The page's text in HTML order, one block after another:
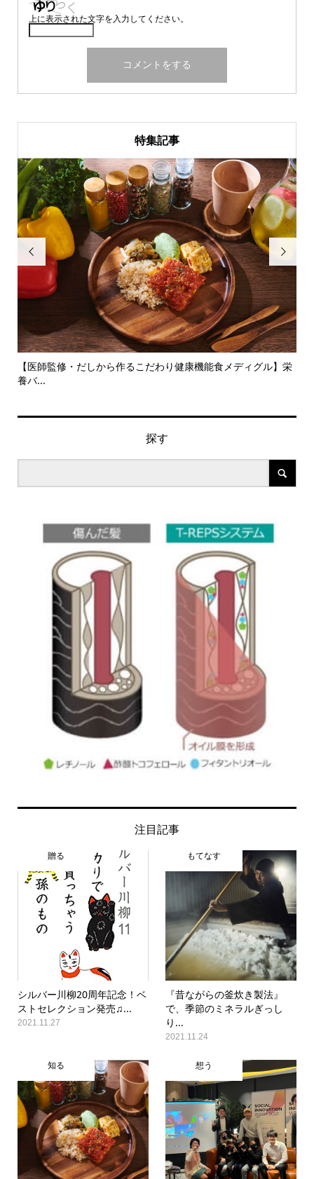
上に表示された文字を入力してください。
特集記事

【医師監修・だしから作るこだわり健康機能食メディグル】栄
養バ...

探す
注目記事
贈る
シルバー川柳20周年記念！ベ
ストセレクション発売♫...
2021.11.27
もてなす
『昔ながらの釜炊き製法』
で、季節のミネラルぎっし
り...
2021.11.24
知る 想う